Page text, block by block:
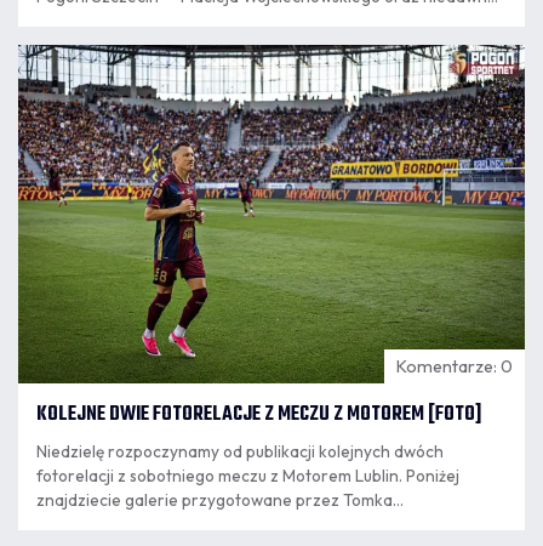
wskazał, na jakim etapie rozwoju znajduje się każdy z nich i
czego może po nich oczekiwać kibicom w najbliższym czasie.
09.08
7:21
Komentarze: 0
KOLEJNE DWIE FOTORELACJE Z MECZU Z MOTOREM [FOTO]
Niedzielę rozpoczynamy od publikacji kolejnych dwóch
fotorelacji z sobotniego meczu z Motorem Lublin. Poniżej
znajdziecie galerie przygotowane przez Tomka